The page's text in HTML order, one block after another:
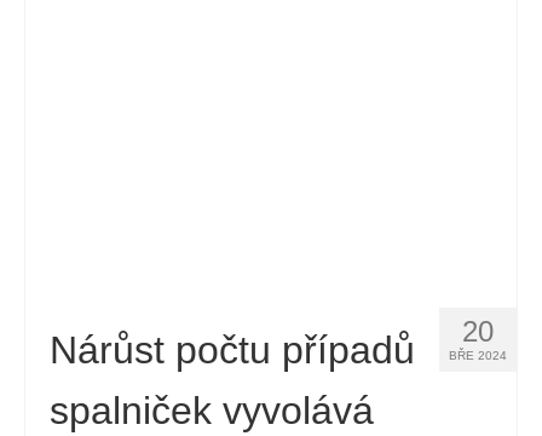
20
BŘE 2024
Nárůst počtu případů
spalniček vyvolává